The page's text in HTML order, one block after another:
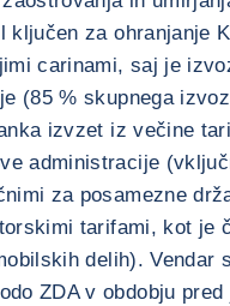
ključen za ohranjanje
carinami, saj je
(85 % skupnega
izvzet iz večine
administracije
za posamezne
tarifami, kot je
delih). Vendar
ZDA v obdobju pred